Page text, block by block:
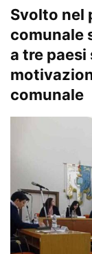
Svolto nel
comunale
a tre paesi
comunale